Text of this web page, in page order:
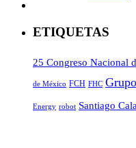
ETIQUETAS
25 Congreso Nacional
de México FCH FHC
Energy robot Santiago